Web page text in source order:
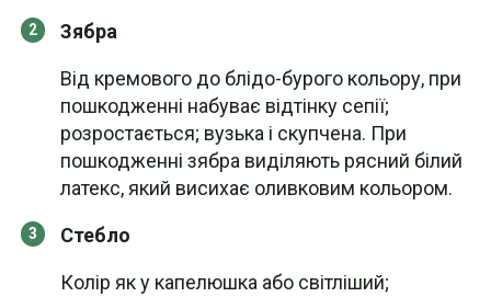
Зябра
Від кремового до блідо-бурого кольору, при
пошкодженні набуває відтінку сепії;
розростається; вузька і скупчена. При
пошкодженні зябра виділяють рясний білий
латекс, який висихає оливковим кольором.
Стебло
Колір як у капелюшка або світліший;